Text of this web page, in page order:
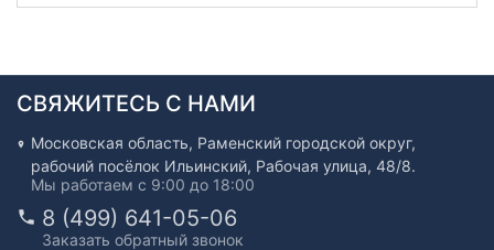
СВЯЖИТЕСЬ С НАМИ
Московская область, Раменский городской округ,
рабочий посёлок Ильинский, Рабочая улица, 48/8.
Мы работаем с 9:00 до 18:00
8 (499) 641-05-06
Заказать обратный звонок